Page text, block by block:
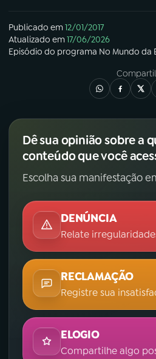
Publicado em12/01/2017
Atualizado em17/06/2026
Episódio do programa No Mundo da
Dê sua opinião sobre a
conteúdo que você
Escolha sua manifestação
DENÚNCIA
Relate
RECLAMAÇÃO
Registre sua
ELOGIO
Compartilhe algo